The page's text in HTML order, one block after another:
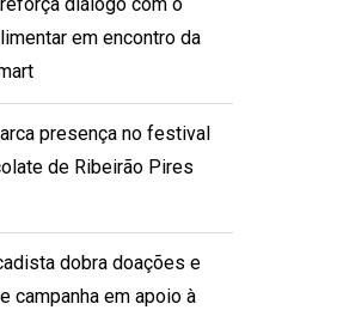
em encontro da
presença no festival
de Ribeirão Pires
dobra doações e
campanha em apoio à